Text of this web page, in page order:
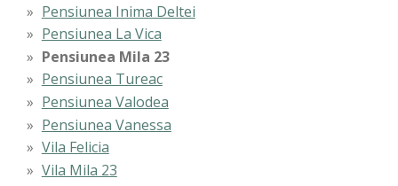
Pensiunea Inima Deltei
Pensiunea La Vica
Pensiunea Mila 23
Pensiunea Tureac
Pensiunea Valodea
Pensiunea Vanessa
Vila Felicia
Vila Mila 23